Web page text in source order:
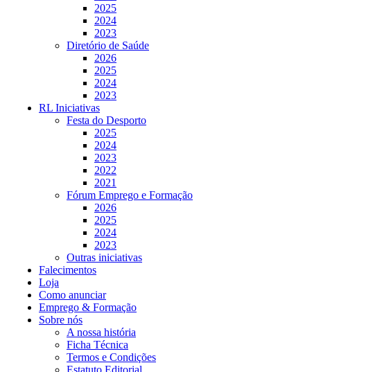
2025
2024
2023
Diretório de Saúde
2026
2025
2024
2023
RL Iniciativas
Festa do Desporto
2025
2024
2023
2022
2021
Fórum Emprego e Formação
2026
2025
2024
2023
Outras iniciativas
Falecimentos
Loja
Como anunciar
Emprego & Formação
Sobre nós
A nossa história
Ficha Técnica
Termos e Condições
Estatuto Editorial